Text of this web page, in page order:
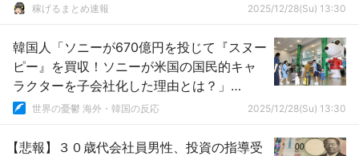
稼げるまとめ速報 2025/12/28(Su) 13:30
韓国人「ソニーが670億円を投じて『スヌー
ピー』を買収！ソニーが米国の国民的キャ
ラクターを子会社化した理由とは？」
→「まさにIP帝国‥（ﾌﾞﾙﾌﾞﾙ」
世界の憂鬱 海外・韓国の反応 2025/12/28(Su) 13:30
【悲報】３０歳代会社員男性、投資の指導受